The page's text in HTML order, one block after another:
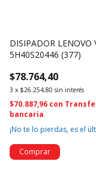
DISIPADOR LENOVO
5H40S20446 (377)
$78.764,40
3 x $26.254,80 sin interés
$70.887,96 con
bancaria
¡No te lo pierdas, es el